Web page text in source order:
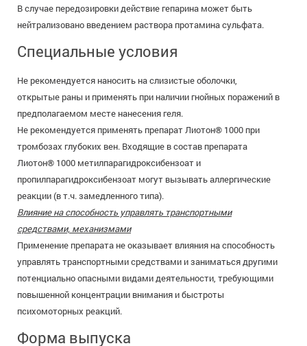
В случае передозировки действие гепарина может быть
нейтрализовано введением раствора протамина сульфата.
Специальные условия
Не рекомендуется наносить на слизистые оболочки,
открытые раны и применять при наличии гнойных поражений в
предполагаемом месте нанесения геля.
Не рекомендуется применять препарат Лиотон® 1000 при
тромбозах глубоких вен. Входящие в состав препарата
Лиотон® 1000 метилпарагидроксибензоат и
пропилпарагидроксибензоат могут вызывать аллергические
реакции (в т.ч. замедленного типа).
Влияние на способность управлять транспортными
средствами, механизмами
Применение препарата не оказывает влияния на способность
управлять транспортными средствами и заниматься другими
потенциально опасными видами деятельности, требующими
повышенной концентрации внимания и быстроты
психомоторных реакций.
Форма выпуска